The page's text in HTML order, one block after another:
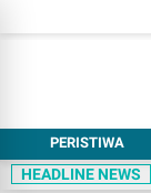
PERISTIWA
HEADLINE NEWS